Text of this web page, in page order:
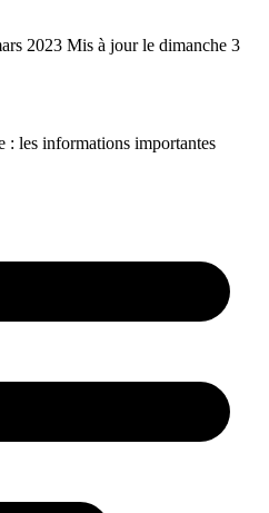
2023 Mis à jour le dimanche 3
: les informations importantes